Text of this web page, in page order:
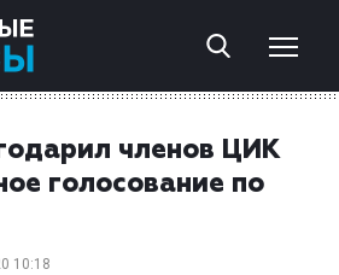
членов ЦИК
голосование по
10:18